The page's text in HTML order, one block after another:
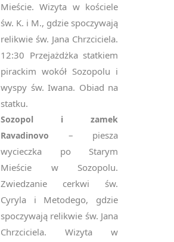
Mieście. Wizyta w kościele
św. K. i M., gdzie spoczywają
relikwie św. Jana Chrzciciela.
12:30 Przejażdżka statkiem
pirackim wokół Sozopolu i
wyspy św. Iwana. Obiad na
statku.
Sozopol i zamek
Ravadinovo – piesza
wycieczka po Starym
Mieście w Sozopolu.
Zwiedzanie cerkwi św.
Cyryla i Metodego, gdzie
spoczywają relikwie św. Jana
Chrzciciela. Wizyta w